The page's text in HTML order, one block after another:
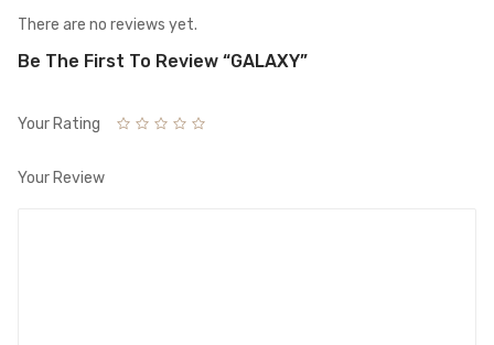
There are no reviews yet.
Be The First To Review “GALAXY”
Your Rating
Your Review